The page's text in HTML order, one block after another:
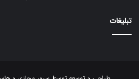
تبلیغات